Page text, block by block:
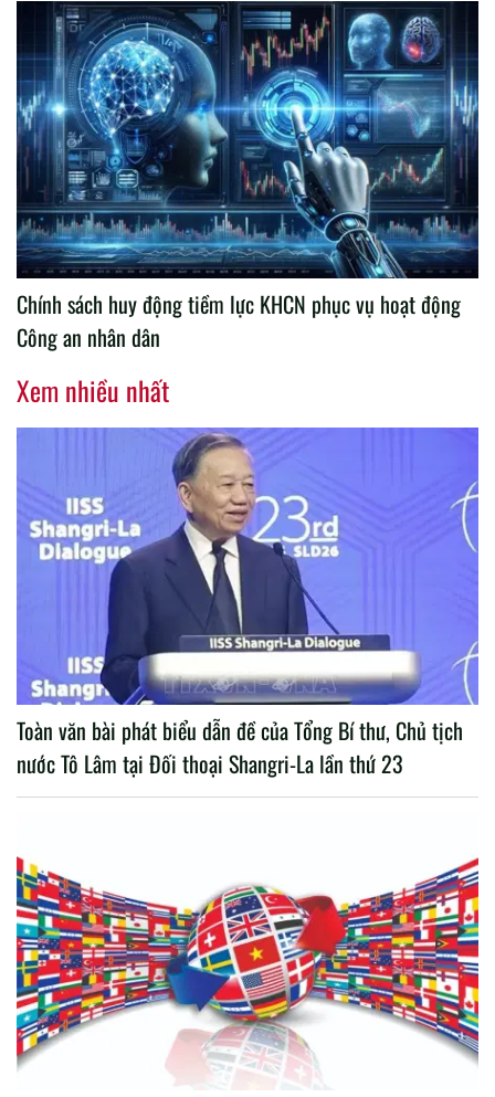
Chính sách huy động tiềm lực KHCN phục vụ hoạt động
Công an nhân dân
Xem nhiều nhất
Toàn văn bài phát biểu dẫn đề của Tổng Bí thư, Chủ tịch
nước Tô Lâm tại Đối thoại Shangri-La lần thứ 23